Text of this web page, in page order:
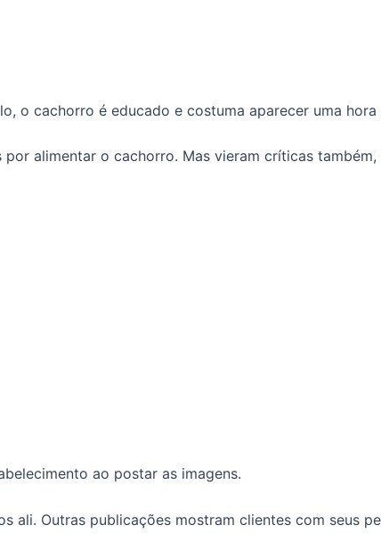
o cachorro é educado e costuma aparecer uma
alimentar o cachorro. Mas vieram críticas
ao postar as imagens.
ali. Outras publicações mostram clientes com seus